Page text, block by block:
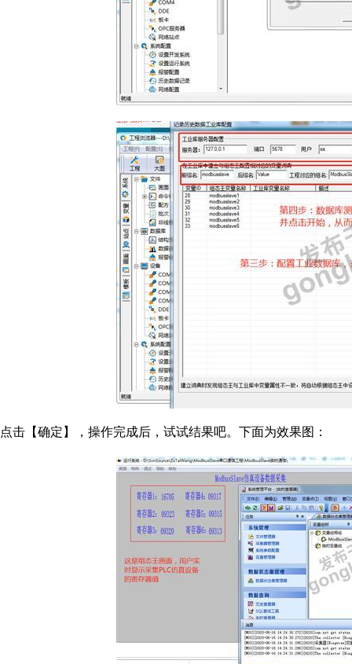
点击【确定】，操作完成后，试试结果吧。下面为效果图：